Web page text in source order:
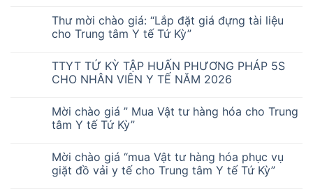
Thư mời chào giá: “Lắp đặt giá đựng tài liệu
cho Trung tâm Y tế Tứ Kỳ”
TTYT TỨ KỲ TẬP HUẤN PHƯƠNG PHÁP 5S
CHO NHÂN VIÊN Y TẾ NĂM 2026
Mời chào giá ” Mua Vật tư hàng hóa cho Trung
tâm Y tế Tứ Kỳ”
Mời chào giá “mua Vật tư hàng hóa phục vụ
giặt đồ vải y tế cho Trung tâm Y tế Tứ Kỳ”